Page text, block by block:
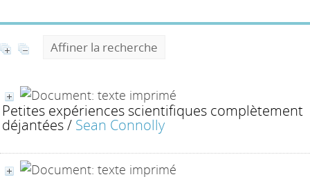
Affiner la recherche
Petites expériences scientifiques complètement
déjantées/ Sean Connolly